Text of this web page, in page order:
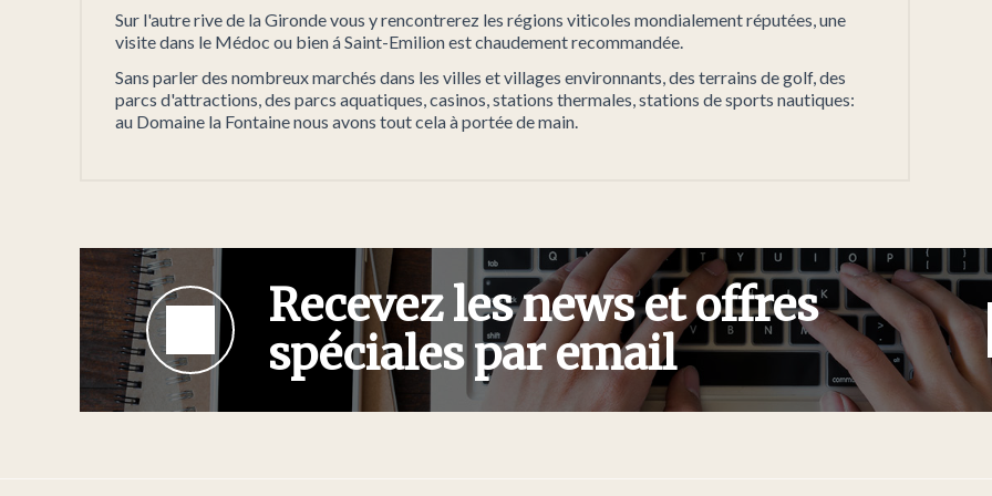
Sur l'autre rive de la Gironde vous y rencontrerez les régions viticoles mondialement réputées, une
visite dans le Médoc ou bien á Saint-Emilion est chaudement recommandée.
Sans parler des nombreux marchés dans les villes et villages environnants, des terrains de golf, des
parcs d'attractions, des parcs aquatiques, casinos, stations thermales, stations de sports nautiques:
au Domaine la Fontaine nous avons tout cela à portée de main.
Recevez les news et offres
spéciales par email